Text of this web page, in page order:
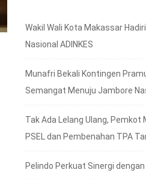
Wakil Wali Kota Makassar
Nasional ADINKES
Munafri Bekali Kontingen
Semangat Menuju Jambore
Tak Ada Lelang Ulang,
PSEL dan Pembenahan TPA
Pelindo Perkuat Sinergi